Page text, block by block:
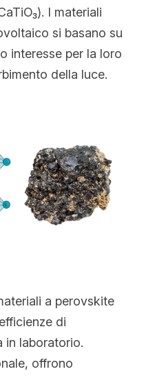
I materiali
si basano su
interesse per la loro
della luce.
a perovskite
di
in laboratorio.
offrono